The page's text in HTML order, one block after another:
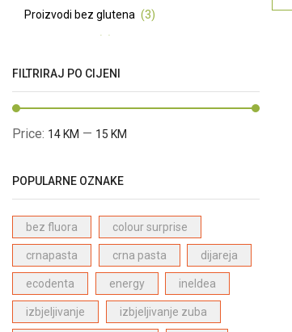
Proizvodi bez glutena (3)
(7)
Basmati riža dugo zrno - Pansari
Začini (5)
(12)
Prirodna kozmetika
Bergasol proizvodi za zaštitu od sunca
Proizvodi za njegu lica (1)
ECODENTA proizvodi za dentalnu njegu (28)
Dabur Paste za zube (6)
Proizvodi za njegu kose
(27)
FILTRIRAJ PO CIJENI
Price: 14 KM — 15 KM
POPULARNE OZNAKE
bez fluora colour surprise
crnapasta crna pasta dijareja
ecodenta energy ineldea
izbjeljivanje izbjeljivanje zuba